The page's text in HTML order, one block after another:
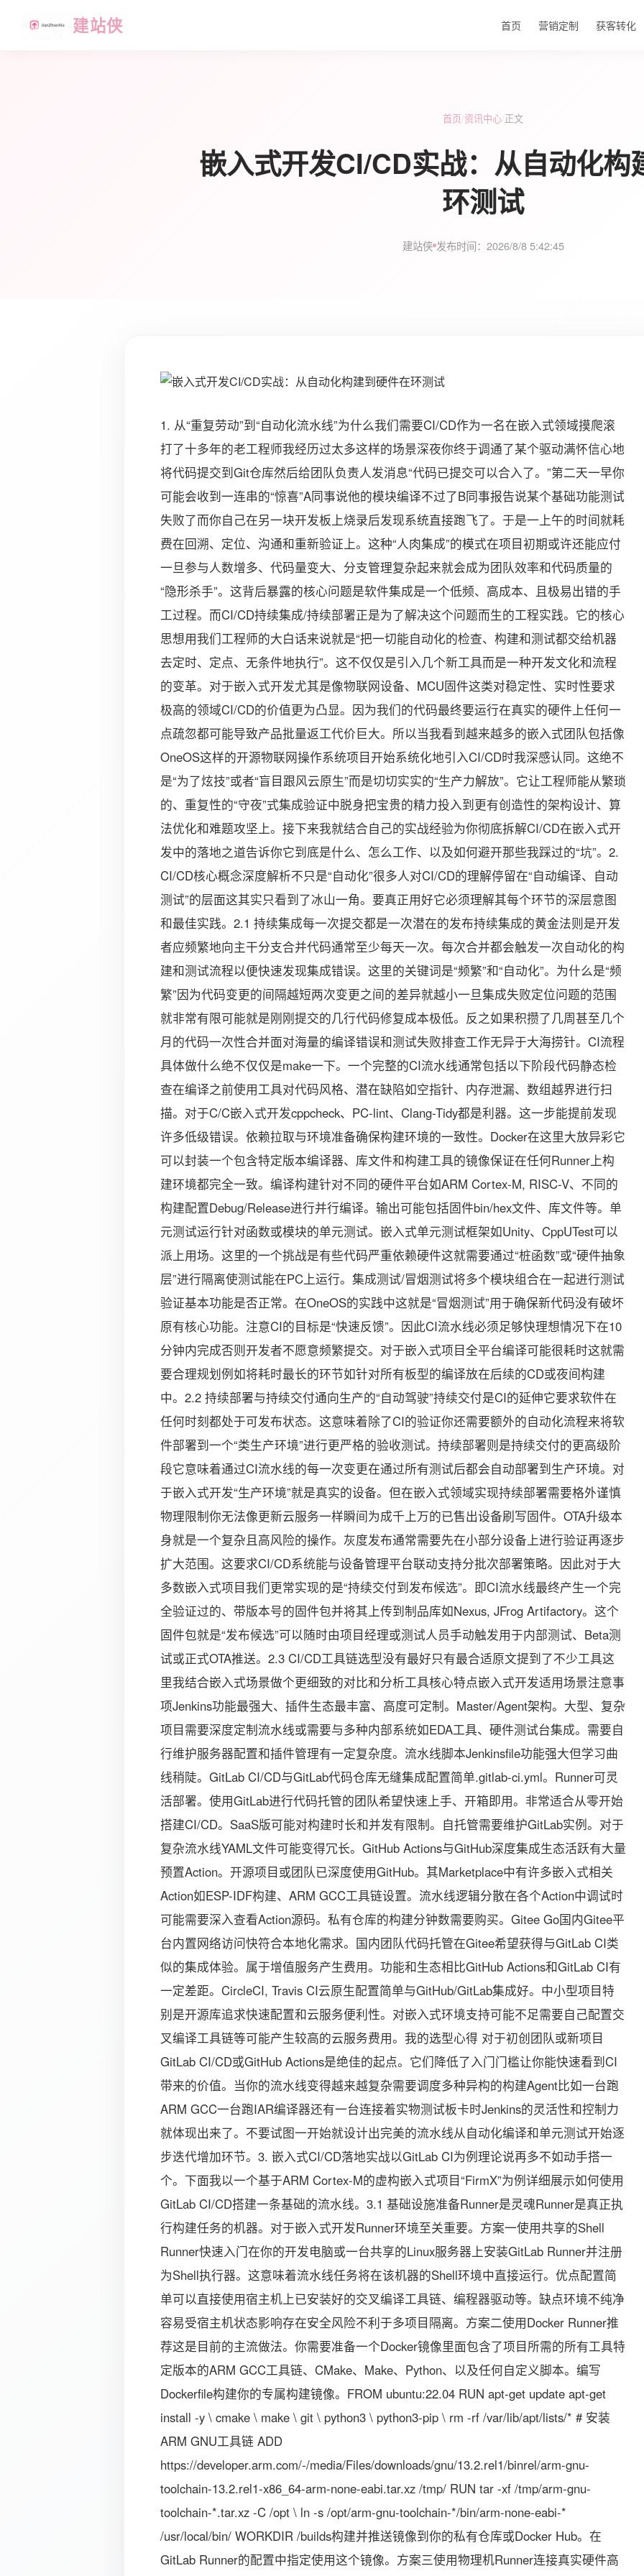
建站侠 首页 营销定制 获客转化
首页/资讯中心/正文
嵌入式开发CI/CD实战：从自动化构
环测试
建站侠 发布时间：2026/8/8 5:42:45
1. 从“重复劳动”到“自动化流水线”为什么我们需要CI/CD作为一名在嵌入式领域摸爬滚
打了十多年的老工程师我经历过太多这样的场景深夜你终于调通了某个驱动满怀信心地
将代码提交到Git仓库然后给团队负责人发消息“代码已提交可以合入了。”第二天一早你
可能会收到一连串的“惊喜”A同事说他的模块编译不过了B同事报告说某个基础功能测试
失败了而你自己在另一块开发板上烧录后发现系统直接跑飞了。于是一上午的时间就耗
费在回溯、定位、沟通和重新验证上。这种“人肉集成”的模式在项目初期或许还能应付
一旦参与人数增多、代码量变大、分支管理复杂起来就会成为团队效率和代码质量的
“隐形杀手”。这背后暴露的核心问题是软件集成是一个低频、高成本、且极易出错的手
工过程。而CI/CD持续集成/持续部署正是为了解决这个问题而生的工程实践。它的核心
思想用我们工程师的大白话来说就是“把一切能自动化的检查、构建和测试都交给机器
去定时、定点、无条件地执行”。这不仅仅是引入几个新工具而是一种开发文化和流程
的变革。对于嵌入式开发尤其是像物联网设备、MCU固件这类对稳定性、实时性要求
极高的领域CI/CD的价值更为凸显。因为我们的代码最终要运行在真实的硬件上任何一
点疏忽都可能导致产品批量返工代价巨大。所以当我看到越来越多的嵌入式团队包括像
OneOS这样的开源物联网操作系统项目开始系统化地引入CI/CD时我深感认同。这绝不
是“为了炫技”或者“盲目跟风云原生”而是切切实实的“生产力解放”。它让工程师能从繁琐
的、重复性的“守夜”式集成验证中脱身把宝贵的精力投入到更有创造性的架构设计、算
法优化和难题攻坚上。接下来我就结合自己的实战经验为你彻底拆解CI/CD在嵌入式开
发中的落地之道告诉你它到底是什么、怎么工作、以及如何避开那些我踩过的“坑”。2.
CI/CD核心概念深度解析不只是“自动化”很多人对CI/CD的理解停留在“自动编译、自动
测试”的层面这其实只看到了冰山一角。要真正用好它必须理解其每个环节的深层意图
和最佳实践。2.1 持续集成每一次提交都是一次潜在的发布持续集成的黄金法则是开发
者应频繁地向主干分支合并代码通常至少每天一次。每次合并都会触发一次自动化的构
建和测试流程以便快速发现集成错误。这里的关键词是“频繁”和“自动化”。为什么是“频
繁”因为代码变更的间隔越短两次变更之间的差异就越小一旦集成失败定位问题的范围
就非常有限可能就是刚刚提交的几行代码修复成本极低。反之如果积攒了几周甚至几个
月的代码一次性合并面对海量的编译错误和测试失败排查工作无异于大海捞针。CI流程
具体做什么绝不仅仅是make一下。一个完整的CI流水线通常包括以下阶段代码静态检
查在编译之前使用工具对代码风格、潜在缺陷如空指针、内存泄漏、数组越界进行扫
描。对于C/C嵌入式开发cppcheck、PC-lint、Clang-Tidy都是利器。这一步能提前发现
许多低级错误。依赖拉取与环境准备确保构建环境的一致性。Docker在这里大放异彩它
可以封装一个包含特定版本编译器、库文件和构建工具的镜像保证在任何Runner上构
建环境都完全一致。编译构建针对不同的硬件平台如ARM Cortex-M, RISC-V、不同的
构建配置Debug/Release进行并行编译。输出可能包括固件bin/hex文件、库文件等。单
元测试运行针对函数或模块的单元测试。嵌入式单元测试框架如Unity、CppUTest可以
派上用场。这里的一个挑战是有些代码严重依赖硬件这就需要通过“桩函数”或“硬件抽象
层”进行隔离使测试能在PC上运行。集成测试/冒烟测试将多个模块组合在一起进行测试
验证基本功能是否正常。在OneOS的实践中这就是“冒烟测试”用于确保新代码没有破坏
原有核心功能。注意CI的目标是“快速反馈”。因此CI流水线必须足够快理想情况下在10
分钟内完成否则开发者不愿意频繁提交。对于嵌入式项目全平台编译可能很耗时这就需
要合理规划例如将耗时最长的环节如针对所有板型的编译放在后续的CD或夜间构建
中。2.2 持续部署与持续交付通向生产的“自动驾驶”持续交付是CI的延伸它要求软件在
任何时刻都处于可发布状态。这意味着除了CI的验证你还需要额外的自动化流程来将软
件部署到一个“类生产环境”进行更严格的验收测试。持续部署则是持续交付的更高级阶
段它意味着通过CI流水线的每一次变更在通过所有测试后都会自动部署到生产环境。对
于嵌入式开发“生产环境”就是真实的设备。但在嵌入式领域实现持续部署需要格外谨慎
物理限制你无法像更新云服务一样瞬间为成千上万的已售出设备刷写固件。OTA升级本
身就是一个复杂且高风险的操作。灰度发布通常需要先在小部分设备上进行验证再逐步
扩大范围。这要求CI/CD系统能与设备管理平台联动支持分批次部署策略。因此对于大
多数嵌入式项目我们更常实现的是“持续交付到发布候选”。即CI流水线最终产生一个完
全验证过的、带版本号的固件包并将其上传到制品库如Nexus, JFrog Artifactory。这个
固件包就是“发布候选”可以随时由项目经理或测试人员手动触发用于内部测试、Beta测
试或正式OTA推送。2.3 CI/CD工具链选型没有最好只有最合适原文提到了不少工具这
里我结合嵌入式场景做个更细致的对比和分析工具核心特点嵌入式开发适用场景注意事
项Jenkins功能最强大、插件生态最丰富、高度可定制。Master/Agent架构。大型、复杂
项目需要深度定制流水线或需要与多种内部系统如EDA工具、硬件测试台集成。需要自
行维护服务器配置和插件管理有一定复杂度。流水线脚本Jenkinsfile功能强大但学习曲
线稍陡。GitLab CI/CD与GitLab代码仓库无缝集成配置简单.gitlab-ci.yml。Runner可灵
活部署。使用GitLab进行代码托管的团队希望快速上手、开箱即用。非常适合从零开始
搭建CI/CD。SaaS版可能对构建时长和并发有限制。自托管需要维护GitLab实例。对于
复杂流水线YAML文件可能变得冗长。GitHub Actions与GitHub深度集成生态活跃有大量
预置Action。开源项目或团队已深度使用GitHub。其Marketplace中有许多嵌入式相关
Action如ESP-IDF构建、ARM GCC工具链设置。流水线逻辑分散在各个Action中调试时
可能需要深入查看Action源码。私有仓库的构建分钟数需要购买。Gitee Go国内Gitee平
台内置网络访问快符合本地化需求。国内团队代码托管在Gitee希望获得与GitLab CI类
似的集成体验。属于增值服务产生费用。功能和生态相比GitHub Actions和GitLab CI有
一定差距。CircleCI, Travis CI云原生配置简单与GitHub/GitLab集成好。中小型项目特
别是开源库追求快速配置和云服务便利性。对嵌入式环境支持可能不足需要自己配置交
叉编译工具链等可能产生较高的云服务费用。我的选型心得 对于初创团队或新项目
GitLab CI/CD或GitHub Actions是绝佳的起点。它们降低了入门门槛让你能快速看到CI
带来的价值。当你的流水线变得越来越复杂需要调度多种异构的构建Agent比如一台跑
ARM GCC一台跑IAR编译器还有一台连接着实物测试板卡时Jenkins的灵活性和控制力
就体现出来了。不要试图一开始就设计出完美的流水线从自动化编译和单元测试开始逐
步迭代增加环节。3. 嵌入式CI/CD落地实战以GitLab CI为例理论说再多不如动手搭一
个。下面我以一个基于ARM Cortex-M的虚构嵌入式项目“FirmX”为例详细展示如何使用
GitLab CI/CD搭建一条基础的流水线。3.1 基础设施准备Runner是灵魂Runner是真正执
行构建任务的机器。对于嵌入式开发Runner环境至关重要。方案一使用共享的Shell
Runner快速入门在你的开发电脑或一台共享的Linux服务器上安装GitLab Runner并注册
为Shell执行器。这意味着流水线任务将在该机器的Shell环境中直接运行。优点配置简
单可以直接使用宿主机上已安装好的交叉编译工具链、编程器驱动等。缺点环境不纯净
容易受宿主机状态影响存在安全风险不利于多项目隔离。方案二使用Docker Runner推
荐这是目前的主流做法。你需要准备一个Docker镜像里面包含了项目所需的所有工具特
定版本的ARM GCC工具链、CMake、Make、Python、以及任何自定义脚本。编写
Dockerfile构建你的专属构建镜像。FROM ubuntu:22.04 RUN apt-get update apt-get
install -y \ cmake \ make \ git \ python3 \ python3-pip \ rm -rf /var/lib/apt/lists/* # 安装
ARM GNU工具链 ADD
https://developer.arm.com/-/media/Files/downloads/gnu/13.2.rel1/binrel/arm-gnu-
toolchain-13.2.rel1-x86_64-arm-none-eabi.tar.xz /tmp/ RUN tar -xf /tmp/arm-gnu-
toolchain-*.tar.xz -C /opt \ ln -s /opt/arm-gnu-toolchain-*/bin/arm-none-eabi-*
/usr/local/bin/ WORKDIR /builds构建并推送镜像到你的私有仓库或Docker Hub。在
GitLab Runner的配置中指定使用这个镜像。方案三使用物理机Runner连接真实硬件高